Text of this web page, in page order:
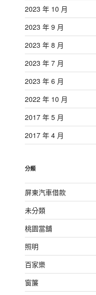
2023 年 10 月
2023 年 9 月
2023 年 8 月
2023 年 7 月
2023 年 6 月
2022 年 10 月
2017 年 5 月
2017 年 4 月
分類
屏東汽車借款
未分類
桃園當舖
照明
百家樂
窗簾